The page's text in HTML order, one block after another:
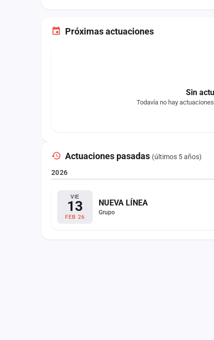
Próximas actuaciones
Sin
Todavía no hay
Actuaciones pasadas (últimos 5 años)
2026
VIE
13
FEB 26
NUEVA LÍNEA
Grupo